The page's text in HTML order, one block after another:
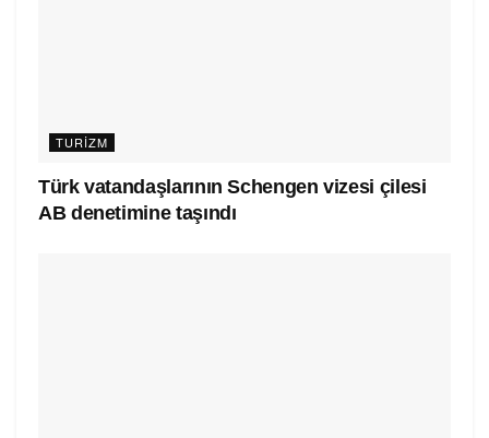
TURIZM
Türk vatandaşlarının Schengen vizesi çilesi
AB denetimine taşındı